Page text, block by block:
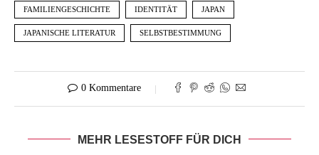
FAMILIENGESCHICHTE IDENTITÄT JAPAN
JAPANISCHE LITERATUR SELBSTBESTIMMUNG
0 Kommentare
MEHR LESESTOFF FÜR DICH